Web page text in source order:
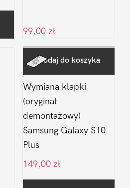
99,00 zł
Dodaj do koszyka
Wymiana klapki
(oryginał
demontażowy)
Samsung Galaxy S10
Plus
149,00 zł